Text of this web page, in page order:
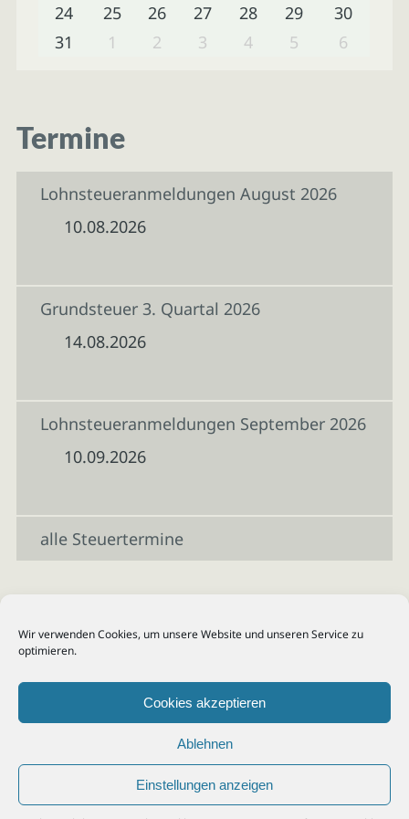
Wir verwenden Cookies, um unsere Website und unseren Service zu
optimieren.
Cookies akzeptieren
Ablehnen
Einstellungen anzeigen
24
25 26 27 28 29
30
31
1 2 3 4 5 6
Termine
Lohnsteueranmeldungen August 2026
10.08.2026
Grundsteuer 3. Quartal 2026
14.08.2026
Lohnsteueranmeldungen September 2026
10.09.2026
alle Steuertermine